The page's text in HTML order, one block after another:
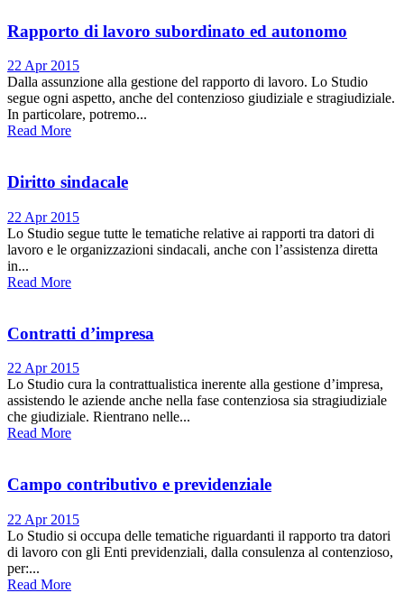
Rapporto di lavoro subordinato ed autonomo
22 Apr 2015
Dalla assunzione alla gestione del rapporto di lavoro. Lo Studio
segue ogni aspetto, anche del contenzioso giudiziale e stragiudiziale.
In particolare, potremo...
Read More
Diritto sindacale
22 Apr 2015
Lo Studio segue tutte le tematiche relative ai rapporti tra datori di
lavoro e le organizzazioni sindacali, anche con l’assistenza diretta
in...
Read More
Contratti d’impresa
22 Apr 2015
Lo Studio cura la contrattualistica inerente alla gestione d’impresa,
assistendo le aziende anche nella fase contenziosa sia stragiudiziale
che giudiziale. Rientrano nelle...
Read More
Campo contributivo e previdenziale
22 Apr 2015
Lo Studio si occupa delle tematiche riguardanti il rapporto tra datori
di lavoro con gli Enti previdenziali, dalla consulenza al contenzioso,
per:...
Read More